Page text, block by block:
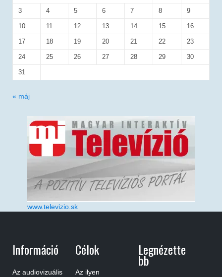
3 4 5 6 7 8 9
10 11 12 13 14 15 16
17 18 19 20 21 22 23
24 25 26 27 28 29 30
31
« máj
www.televizio.sk
Információ
Az audiovizuális
Célok
Az ilyen
Legnézette
Bb